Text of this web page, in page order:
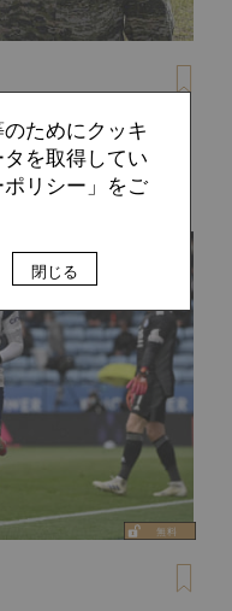
難題。サッカー人生を
ているのか
ためにクッキ
を取得してい
リシー」をご
閉じる